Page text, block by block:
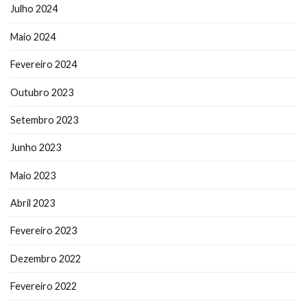
Julho 2024
Maio 2024
Fevereiro 2024
Outubro 2023
Setembro 2023
Junho 2023
Maio 2023
Abril 2023
Fevereiro 2023
Dezembro 2022
Fevereiro 2022